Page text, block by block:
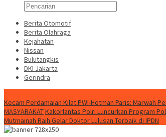
Berita Otomotif
Berita Olahraga
Kejahatan
Nissan
Bulutangkis
DKI Jakarta
Gerindra
Kecam Perdamaian Kilat PWI-Hotman Paris: Marwah
MASYARAKATKakorlantas Polri Luncurkan Program
Mutmainah Raih Gelar Doktor Lulusan Terbaik di IPDN